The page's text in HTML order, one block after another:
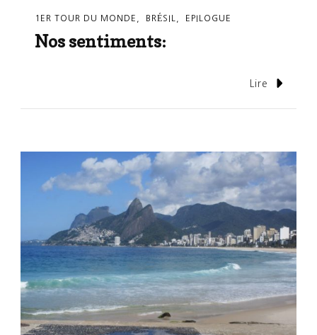
1ER TOUR DU MONDE BRÉSIL EPILOGUE
Nos sentiments:
Lire